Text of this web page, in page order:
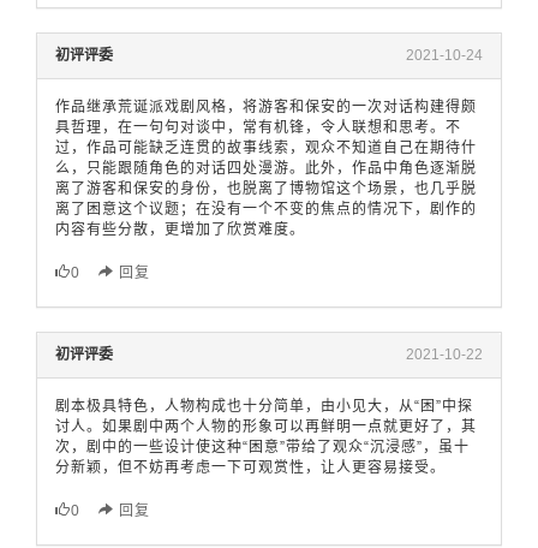
初评评委 2021-10-24
作品继承荒诞派戏剧风格，将游客和保安的一次对话构建得颇
具哲理，在一句句对谈中，常有机锋，令人联想和思考。不
过，作品可能缺乏连贯的故事线索，观众不知道自己在期待什
么，只能跟随角色的对话四处漫游。此外，作品中角色逐渐脱
离了游客和保安的身份，也脱离了博物馆这个场景，也几乎脱
离了困意这个议题；在没有一个不变的焦点的情况下，剧作的
内容有些分散，更增加了欣赏难度。
0 回复
初评评委 2021-10-22
剧本极具特色，人物构成也十分简单，由小见大，从“困”中探
讨人。如果剧中两个人物的形象可以再鲜明一点就更好了，其
次，剧中的一些设计使这种“困意”带给了观众“沉浸感”，虽十
分新颖，但不妨再考虑一下可观赏性，让人更容易接受。
0 回复